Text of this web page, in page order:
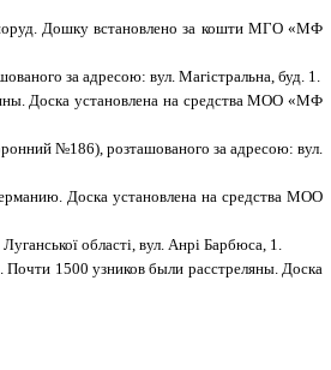
споруд. Дошку встановлено за кошти МГО «МФ
за адресою: вул. Магістральна, буд. 1.
Доска установлена на средства МОО «МФ
№186), розташованого за адресою: вул.
Доска установлена на средства МОО
області, вул. Анрі Барбюса, 1.
Почти 1500 узников были расстреляны. Доска